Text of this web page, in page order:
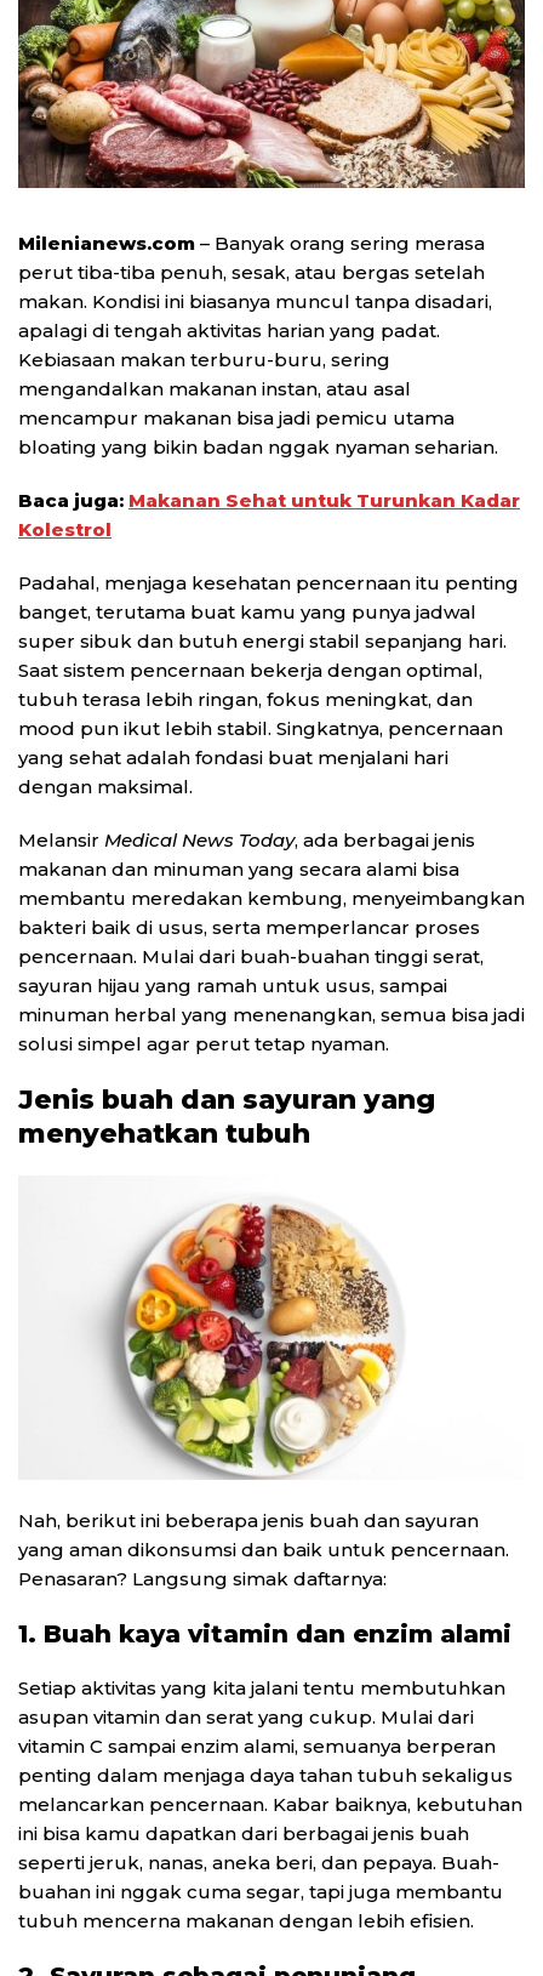
Milenianews.com – Banyak orang sering merasa
perut tiba-tiba penuh, sesak, atau bergas setelah
makan. Kondisi ini biasanya muncul tanpa disadari,
apalagi di tengah aktivitas harian yang padat.
Kebiasaan makan terburu-buru, sering
mengandalkan makanan instan, atau asal
mencampur makanan bisa jadi pemicu utama
bloating yang bikin badan nggak nyaman seharian.
Baca juga: Makanan Sehat untuk Turunkan Kadar
Kolestrol
Padahal, menjaga kesehatan pencernaan itu penting
banget, terutama buat kamu yang punya jadwal
super sibuk dan butuh energi stabil sepanjang hari.
Saat sistem pencernaan bekerja dengan optimal,
tubuh terasa lebih ringan, fokus meningkat, dan
mood pun ikut lebih stabil. Singkatnya, pencernaan
yang sehat adalah fondasi buat menjalani hari
dengan maksimal.
Melansir Medical News Today, ada berbagai jenis
makanan dan minuman yang secara alami bisa
membantu meredakan kembung, menyeimbangkan
bakteri baik di usus, serta memperlancar proses
pencernaan. Mulai dari buah-buahan tinggi serat,
sayuran hijau yang ramah untuk usus, sampai
minuman herbal yang menenangkan, semua bisa jadi
solusi simpel agar perut tetap nyaman.
Jenis buah dan sayuran yang
menyehatkan tubuh
Nah, berikut ini beberapa jenis buah dan sayuran
yang aman dikonsumsi dan baik untuk pencernaan.
Penasaran? Langsung simak daftarnya:
1. Buah kaya vitamin dan enzim alami
Setiap aktivitas yang kita jalani tentu membutuhkan
asupan vitamin dan serat yang cukup. Mulai dari
vitamin C sampai enzim alami, semuanya berperan
penting dalam menjaga daya tahan tubuh sekaligus
melancarkan pencernaan. Kabar baiknya, kebutuhan
ini bisa kamu dapatkan dari berbagai jenis buah
seperti jeruk, nanas, aneka beri, dan pepaya. Buah-
buahan ini nggak cuma segar, tapi juga membantu
tubuh mencerna makanan dengan lebih efisien.